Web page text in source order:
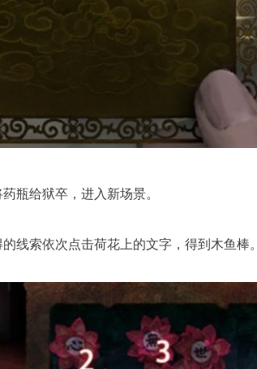
瓶给狱卒，进入新场景。
线索依次点击荷花上的文字，得到木鱼棒。